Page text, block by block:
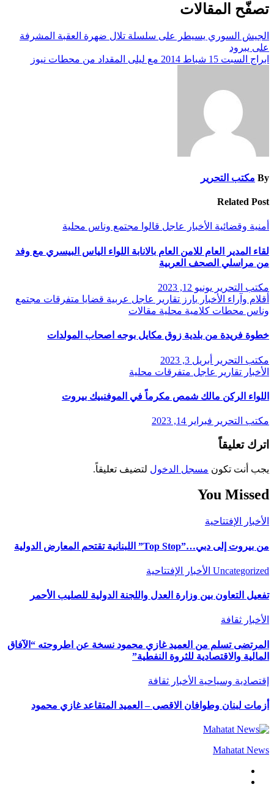
تصفّح المقالات
الجيش السوري يسيطر على سلسلة تلال ضهرة العقبة المشرفة
على يبرود
ابراج السبت 15 شباط 2014 مع ليلى المقداد من محطات نيوز
By مكتب التحرير
Related Post
أمنية وقضائية الأخبار عاجل قالوا مجتمع وناس محلية
لقاء المدير العام للامن العام بالانابة اللواء الياس البيسري مع وفد
من مراسلي الصحف العربية
مكتب التحرير يونيو 12, 2023
أقلام وآراء الأخبار بارز تقارير عاجل عربية قضايا متفرقات مجتمع
وناس محطات كلامية محلية مقالات
خطوة فريدة من بلدية زوق مكايل بوجه اصحاب المولدات
مكتب التحرير
أبريل 3, 2023
الأخبار تقارير عاجل متفرقات محلية
اللواء الركن مالك شمص مكرماً في الموفنبيك بيروت
مكتب التحرير فبراير 14, 2023
اترك تعليقاً
يجب أنت تكون مسجل الدخول لتضيف تعليقاً.
You Missed
الأخبار الإفتتاحية
من بيروت إلى دبي…”Top Stop” اللبنانية تقتحم المعارض الدولية
Uncategorized الأخبار الإفتتاحية
تفعيل التعاون بين وزارة العدل واللجنة الدولية للصليب الأحمر
الأخبار ثقافة
المرتضى تسلم من العميد غازي محمود نسخة عن اطروحته “الآفاق
المالية والاقتصادية للثروة النفطية”
إقتصادية وسياحية الأخبار ثقافة
أزمات لبنان وطوافان الاقصى – العميد المتقاعد غازي محمود
Mahatat News